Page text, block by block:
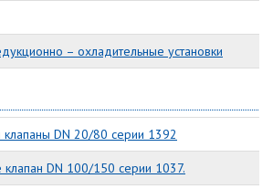
– охладительные установки
DN 20/80 серии 1392
DN 100/150 серии 1037.